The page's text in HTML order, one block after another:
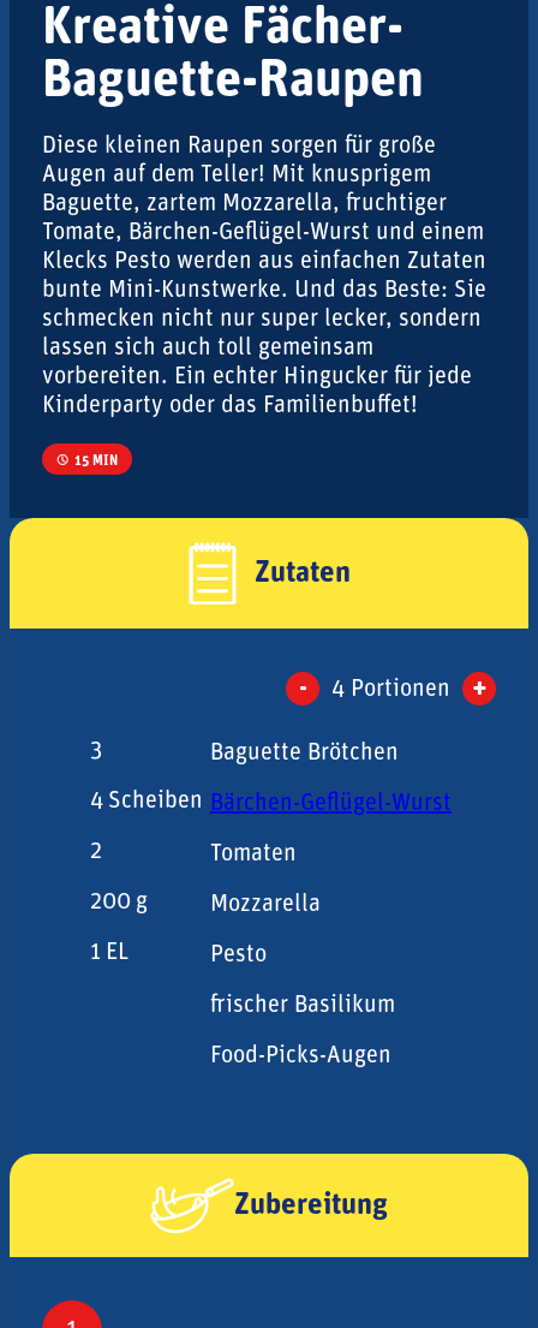
Kreative Fächer-
Baguette-Raupen
Diese kleinen Raupen sorgen für große
Augen auf dem Teller! Mit knusprigem
Baguette, zartem Mozzarella, fruchtiger
Tomate, Bärchen-Geflügel-Wurst und einem
Klecks Pesto werden aus einfachen Zutaten
bunte Mini-Kunstwerke. Und das Beste: Sie
schmecken nicht nur super lecker, sondern
lassen sich auch toll gemeinsam
vorbereiten. Ein echter Hingucker für jede
Kinderparty oder das Familienbuffet!
15 MIN
Zutaten
- 4 Portionen +
3
Baguette Brötchen
4 Scheiben Bärchen-Geflügel-Wurst
2
Tomaten
200 g
Mozzarella
1 EL Pesto
frischer Basilikum
Food-Picks-Augen
Zubereitung